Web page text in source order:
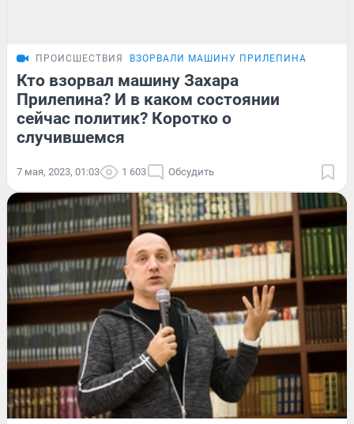
ПРОИСШЕСТВИЯ ВЗОРВАЛИ МАШИНУ ПРИЛЕПИНА
Кто взорвал машину Захара
Прилепина? И в каком состоянии
сейчас политик? Коротко о
случившемся
7 мая, 2023, 01:03 1 603 Обсудить